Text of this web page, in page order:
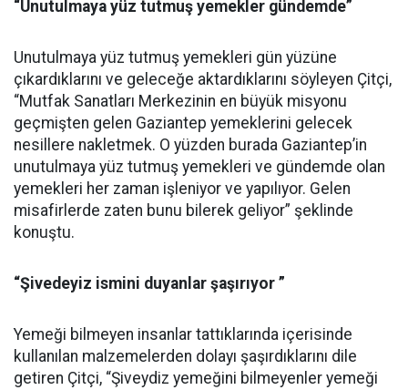
“Unutulmaya yüz tutmuş yemekler gündemde”
Unutulmaya yüz tutmuş yemekleri gün yüzüne
çıkardıklarını ve geleceğe aktardıklarını söyleyen Çitçi,
“Mutfak Sanatları Merkezinin en büyük misyonu
geçmişten gelen Gaziantep yemeklerini gelecek
nesillere nakletmek. O yüzden burada Gaziantep’in
unutulmaya yüz tutmuş yemekleri ve gündemde olan
yemekleri her zaman işleniyor ve yapılıyor. Gelen
misafirlerde zaten bunu bilerek geliyor” şeklinde
konuştu.
“Şivedeyiz ismini duyanlar şaşırıyor ”
Yemeği bilmeyen insanlar tattıklarında içerisinde
kullanılan malzemelerden dolayı şaşırdıklarını dile
getiren Çitçi, “Şiveydiz yemeğini bilmeyenler yemeği